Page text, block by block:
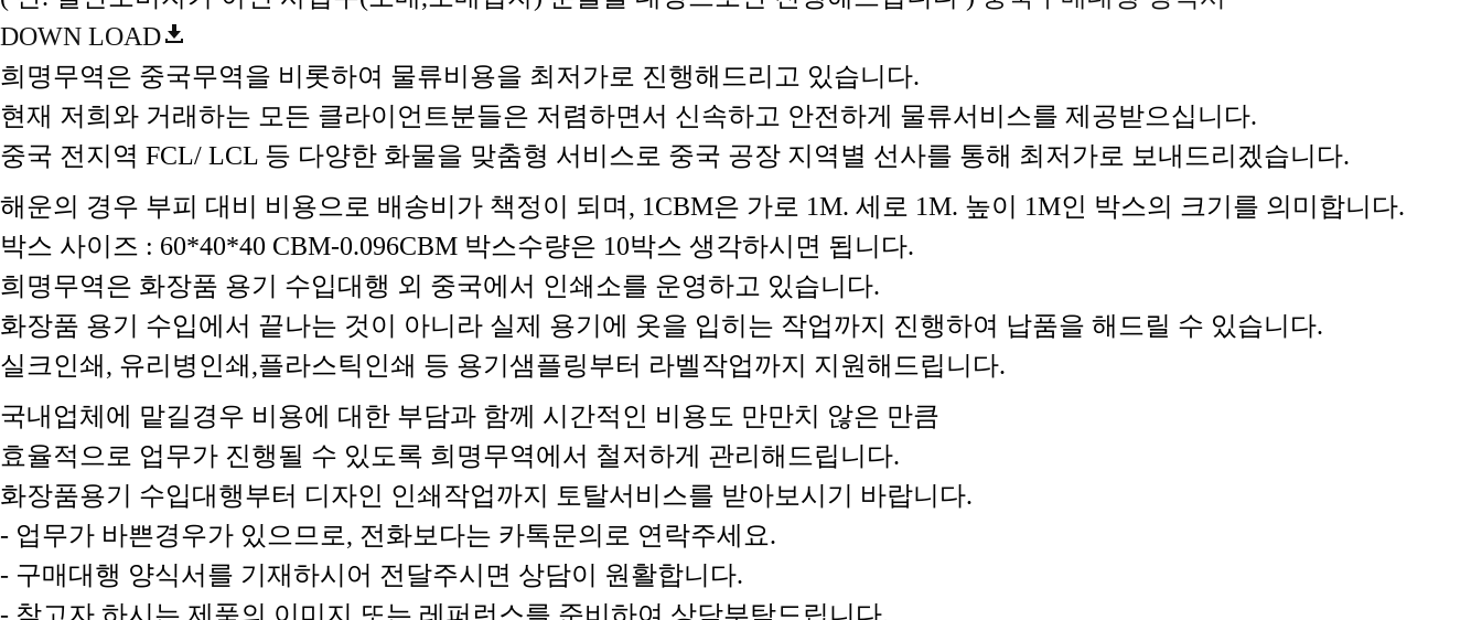
DOWN LOAD
희명무역은 중국무역을 비롯하여 물류비용을 최저가로 진행해드리고 있습니다.
현재 저희와 거래하는 모든 클라이언트분들은 저렴하면서 신속하고 안전하게 물류서비스를 제공받으십니다.
중국 전지역 FCL/ LCL 등 다양한 화물을 맞춤형 서비스로 중국 공장 지역별 선사를 통해 최저가로 보내드리겠습니다.
해운의 경우 부피 대비 비용으로 배송비가 책정이 되며, 1CBM은 가로 1M. 세로 1M. 높이 1M인 박스의 크기를 의미합니다.
박스 사이즈 : 60*40*40 CBM-0.096CBM 박스수량은 10박스 생각하시면 됩니다.
희명무역은 화장품 용기 수입대행 외 중국에서 인쇄소를 운영하고 있습니다.
화장품 용기 수입에서 끝나는 것이 아니라 실제 용기에 옷을 입히는 작업까지 진행하여 납품을 해드릴 수 있습니다.
실크인쇄, 유리병인쇄,플라스틱인쇄 등 용기샘플링부터 라벨작업까지 지원해드립니다.
국내업체에 맡길경우 비용에 대한 부담과 함께 시간적인 비용도 만만치 않은 만큼
효율적으로 업무가 진행될 수 있도록 희명무역에서 철저하게 관리해드립니다.
화장품용기 수입대행부터 디자인 인쇄작업까지 토탈서비스를 받아보시기 바랍니다.
- 업무가 바쁜경우가 있으므로, 전화보다는 카톡문의로 연락주세요.
- 구매대행 양식서를 기재하시어 전달주시면 상담이 원활합니다.